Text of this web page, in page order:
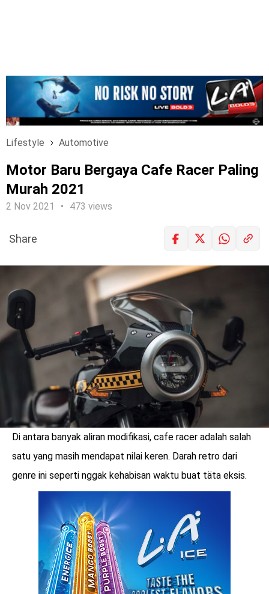
Lifestyle Automotive
Motor Baru Bergaya Cafe Racer Paling
Murah 2021
2 Nov 2021 473 views
menarik
LOGIN
Share
Di antara banyak aliran modifikasi, cafe racer adalah salah
satu yang masih mendapat nilai keren. Darah retro dari
genre ini seperti nggak kehabisan waktu buat täta eksis.